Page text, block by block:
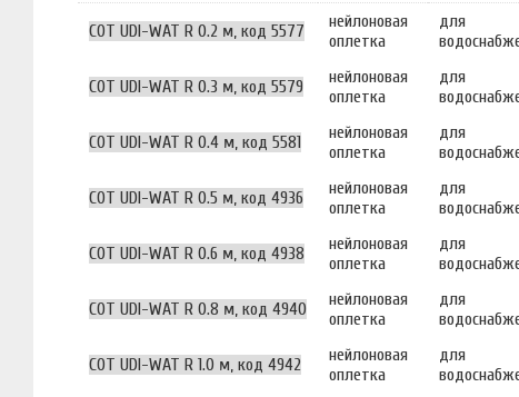
COT UDI-WAT R 0.2 м, код 5577
нейлоновая
оплетка
для
COT UDI-WAT R 0.3 м, код 5579
нейлоновая
оплетка
для
COT UDI-WAT R 0.4 м, код 5581
нейлоновая
оплетка
для
COT UDI-WAT R 0.5 м, код 4936
нейлоновая
оплетка
для
COT UDI-WAT R 0.6 м, код 4938
нейлоновая
оплетка
для
COT UDI-WAT R 0.8 м, код 4940
нейлоновая
оплетка
для
COT UDI-WAT R 1.0 м, код 4942
нейлоновая
оплетка
для